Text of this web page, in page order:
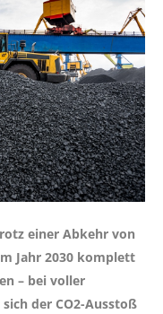
einer Abkehr von
Jahr 2030 komplett
– bei voller
der CO2-Ausstoß